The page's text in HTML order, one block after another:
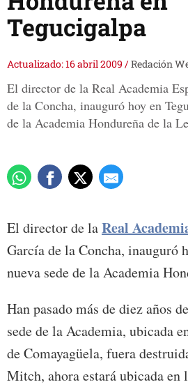
Tegucigalpa
Actualizado: 16 abril 2009 /Redación
El director de la Real Academia
de la Concha, inauguró hoy en
de la Academia Hondureña de la
El director de laReal
García de la Concha, inauguró
nueva sede de la Academia
Han pasado más de diez años
sede de la Academia, ubicada
de Comayagüela, fuera
Mitch, ahora estará ubicada en